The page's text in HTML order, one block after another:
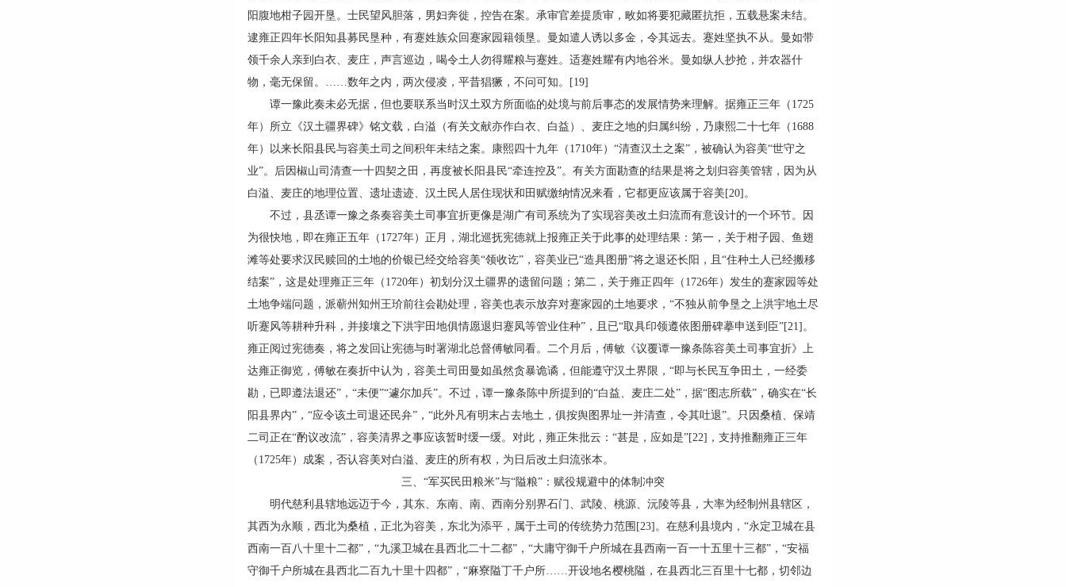
阳腹地柑子园开垦。士民望风胆落，男妇奔徙，控告在案。承审官差提质审，畋如将要犯藏匿抗拒，五载悬案未结。
逮雍正四年长阳知县募民垦种，有蹇姓族众回蹇家园籍领垦。曼如遣人诱以多金，令其远去。蹇姓坚执不从。曼如带
领千余人亲到白衣、麦庄，声言巡边，喝令土人勿得耀粮与蹇姓。适蹇姓耀有内地谷米。曼如纵人抄抢，并农器什
物，毫无保留。……数年之内，两次侵凌，平昔猖獗，不问可知。[19]
谭一豫此奏未必无据，但也要联系当时汉土双方所面临的处境与前后事态的发展情势来理解。据雍正三年（1725
年）所立《汉土疆界碑》铭文载，白溢（有关文献亦作白衣、白益）、麦庄之地的归属纠纷，乃康熙二十七年（1688
年）以来长阳县民与容美土司之间积年未结之案。康熙四十九年（1710年）“清查汉土之案”，被确认为容美“世守之
业”。后因椒山司清查一十四契之田，再度被长阳县民“牵连控及”。有关方面勘查的结果是将之划归容美管辖，因为从
白溢、麦庄的地理位置、遗址遗迹、汉土民人居住现状和田赋缴纳情况来看，它都更应该属于容美[20]。
不过，县丞谭一豫之条奏容美土司事宜折更像是湖广有司系统为了实现容美改土归流而有意设计的一个环节。因
为很快地，即在雍正五年（1727年）正月，湖北巡抚宪德就上报雍正关于此事的处理结果：第一，关于柑子园、鱼翅
滩等处要求汉民赎回的土地的价银已经交给容美“领收讫”，容美业已“造具图册”将之退还长阳，且“住种土人已经搬移
结案”，这是处理雍正三年（1720年）初划分汉土疆界的遗留问题；第二，关于雍正四年（1726年）发生的蹇家园等处
土地争端问题，派蕲州知州王玠前往会勘处理，容美也表示放弃对蹇家园的土地要求，“不独从前争垦之上洪宇地土尽
听蹇风等耕种升科，并接壤之下洪宇田地俱情愿退归蹇凤等管业住种”，且已“取具印领遵依图册碑摹申送到臣”[21]。
雍正阅过宪德奏，将之发回让宪德与时署湖北总督傅敏同看。二个月后，傅敏《议覆谭一豫条陈容美土司事宜折》上
达雍正御览，傅敏在奏折中认为，容美土司田曼如虽然贪暴诡谲，但能遵守汉土界限，“即与长民互争田土，一经委
勘，已即遵法退还”，“未便”“遽尔加兵”。不过，谭一豫条陈中所提到的“白益、麦庄二处”，据“图志所载”，确实在“长
阳县界内”，“应令该土司退还民弁”，“此外凡有明末占去地土，俱按舆图界址一并清查，令其吐退”。只因桑植、保靖
二司正在“酌议改流”，容美清界之事应该暂时缓一缓。对此，雍正朱批云：“甚是，应如是”[22]，支持推翻雍正三年
（1725年）成案，否认容美对白溢、麦庄的所有权，为日后改土归流张本。
三、“军买民田粮米”与“隘粮”：赋役规避中的体制冲突
明代慈利县辖地远迈于今，其东、东南、南、西南分别界石门、武陵、桃源、沅陵等县，大率为经制州县辖区，
其西为永顺，西北为桑植，正北为容美，东北为添平，属于土司的传统势力范围[23]。在慈利县境内，“永定卫城在县
西南一百八十里十二都”，“九溪卫城在县西北二十二都”，“大庸守御千户所城在县西南一百一十五里十三都”，“安福
守御千户所城在县西北二百九十里十四都”，“麻寮隘丁千户所……开设地名樱桃隘，在县西北三百里十七都，切邻边